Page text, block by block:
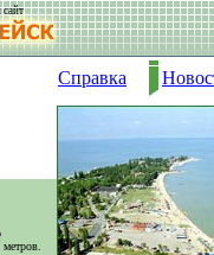
Справка